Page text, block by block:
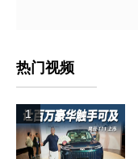
热门视频
1